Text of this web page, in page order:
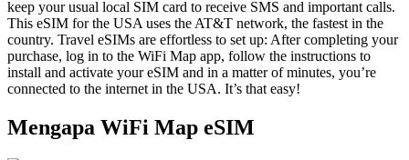
keep your usual local SIM card to receive SMS and important calls.
This eSIM for the USA uses the AT&T network, the fastest in the
country. Travel eSIMs are effortless to set up: After completing your
purchase, log in to the WiFi Map app, follow the instructions to
install and activate your eSIM and in a matter of minutes, you’re
connected to the internet in the USA. It’s that easy!
Mengapa WiFi Map eSIM